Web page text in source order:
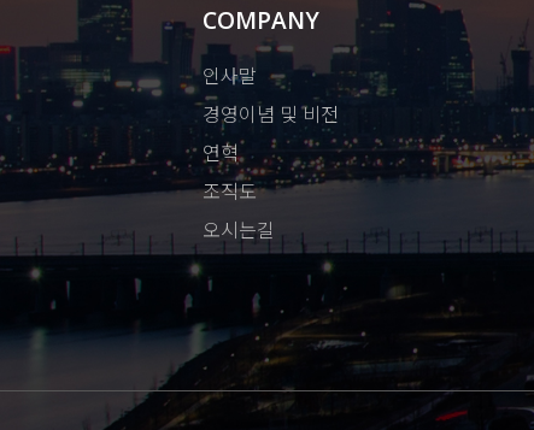
COMPANY
인사말
경영이념 및 비전
연혁
조직도
오시는길